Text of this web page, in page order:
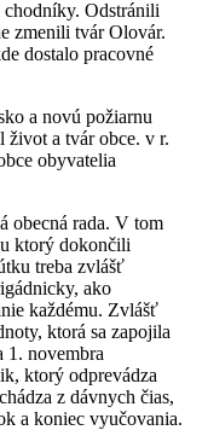
chodníky. Odstránili
zmenili tvár Olovár.
dostalo pracovné
a novú požiarnu
a tvár obce. v r.
obyvatelia
obecná rada. V tom
ktorý dokončili
treba zvlášť
ako
každému. Zvlášť
ktorá sa zapojila
1. novembra
ktorý odprevádza
z dávnych čias,
a koniec vyučovania.